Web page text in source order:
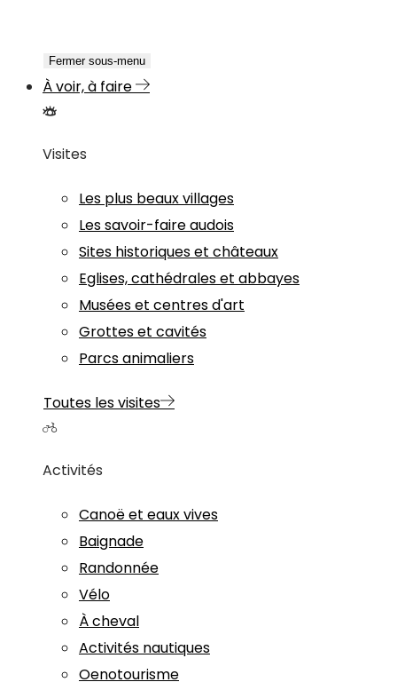
Fermer sous-menu
À voir, à faire
Visites
Les plus beaux villages
Les savoir-faire audois
Sites historiques et châteaux
Eglises, cathédrales et abbayes
Musées et centres d'art
Grottes et cavités
Parcs animaliers
Toutes les visites
Activités
Canoë et eaux vives
Baignade
Randonnée
Vélo
À cheval
Activités nautiques
Oenotourisme